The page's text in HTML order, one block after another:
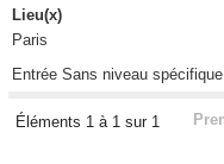
Lieu(x)
Paris
Entrée Sans niveau spécifique
Éléments 1 à 1 sur 1